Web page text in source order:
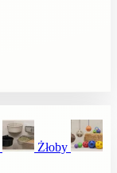
Żłoby